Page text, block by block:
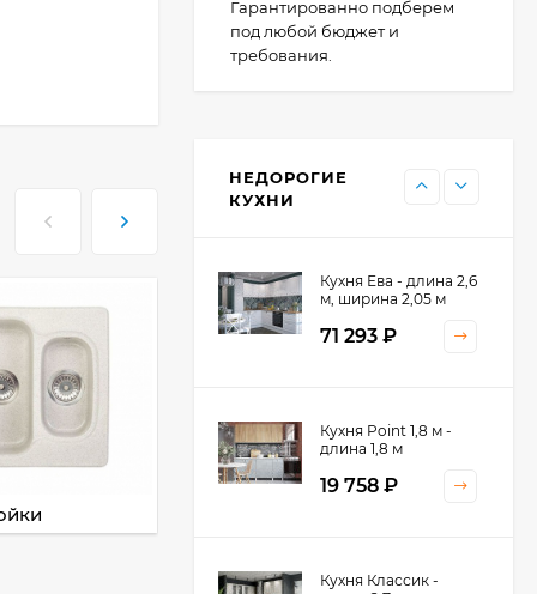
Гарантированно подберем
под любой бюджет и
требования.
НЕДОРОГИЕ
КУХНИ
13 655₽
11 476
Кухня Ева - длина 2,6
м, ширина 2,05 м
71 293 ₽
Кухня Point 1,8 м -
длина 1,8 м
19 758 ₽
Кухня Классик -
Кухня Принцесса -
длина 2,4 м
38 767₽
Кухня Оптима - длина